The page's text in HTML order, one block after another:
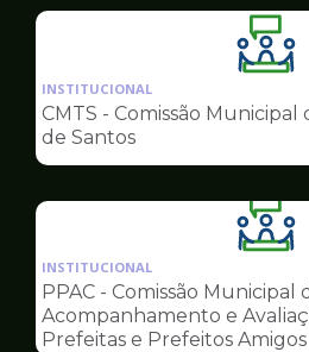
da
INSTITUCIONAL
CMTS - Comissão
de Santos
da
de
INSTITUCIONAL
PPAC - Comissão Municipal
Acompanhamento e
Prefeitas e Prefeitos